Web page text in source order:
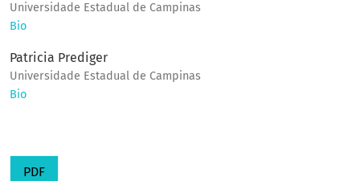
Universidade Estadual de Campinas
Bio
Patricia Prediger
Universidade Estadual de Campinas
Bio
PDF